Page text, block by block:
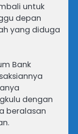
untuk
depan
yang diduga
Bank
dengan
beralasan